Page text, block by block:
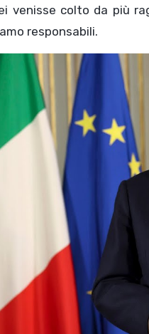
venisse colto da più
responsabili.